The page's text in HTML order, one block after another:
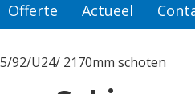
Offerte Actueel
92/U24/ 2170mm schoten